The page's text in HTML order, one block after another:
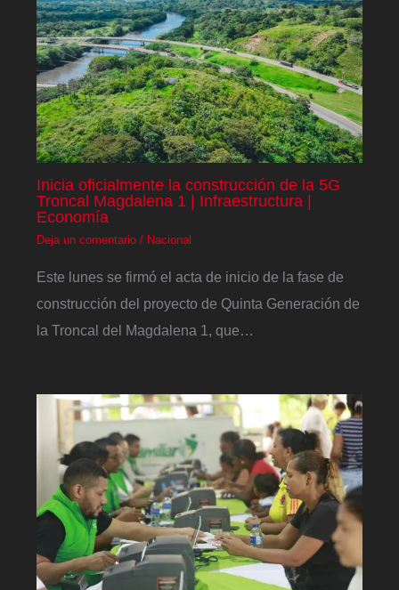
Inicia oficialmente la construcción de la 5G
Troncal Magdalena 1 | Infraestructura |
Economía
Deja un comentario / Nacional
Este lunes se firmó el acta de inicio de la fase de
construcción del proyecto de Quinta Generación de
la Troncal del Magdalena 1, que…